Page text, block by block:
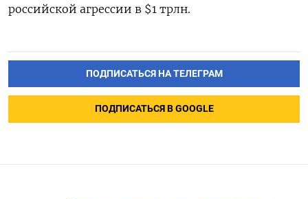
российской агрессии в $1 трлн.
ПОДПИСАТЬСЯ НА ТЕЛЕГРАМ
ПОДПИСАТЬСЯ В GOOGLE